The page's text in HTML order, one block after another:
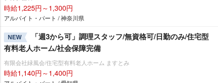
時給1,225円～1,300円
アルバイト・パート / 神奈川県
NEW
「週3から可」調理スタッフ/無資格可/日勤のみ/住宅型
有料老人ホーム/社会保障完備
有限会社緑風会/住宅型有料老人ホーム ますとみ
時給1,140円～1,400円